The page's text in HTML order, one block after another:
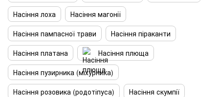
Насіння лоха
Насіння магонії
Насіння пампасної трави
Насіння піраканти
Насіння платана
Насіння плюща
Насіння пузирника (міхурника)
Насіння розовика (родотіпуса)
Насіння скумпії